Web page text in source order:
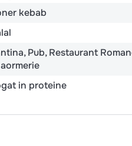
kebab
Pub Restaurant
in proteine